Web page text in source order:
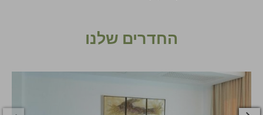
החדרים שלנו